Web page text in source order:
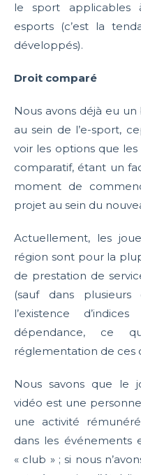
le sport applicables
esports (c’est la
développés).
Droit comparé
Nous avons déjà eu
au sein de l’e-sport,
voir les options que
comparatif, étant un
moment de
projet au sein du
Actuellement, les
région sont pour la
de prestation de
(sauf dans
l’existence
dépendance, ce
réglementation de ces
Nous savons que le
vidéo est une
une activité
dans les événements
« club » ; si nous